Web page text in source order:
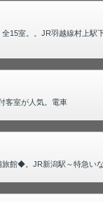
15室。。JR羽越線村上駅
客室が人気。電車
館◆。JR新潟駅～特急い